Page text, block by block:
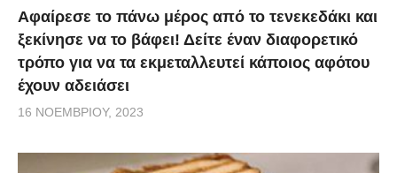
Αφαίρεσε το πάνω μέρος από το τενεκεδάκι και
ξεκίνησε να το βάφει! Δείτε έναν διαφορετικό
τρόπο για να τα εκμεταλλευτεί κάποιος αφότου
έχουν αδειάσει
16 ΝΟΕΜΒΡΊΟΥ, 2023